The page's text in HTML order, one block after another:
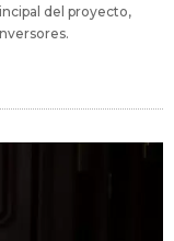
del proyecto,